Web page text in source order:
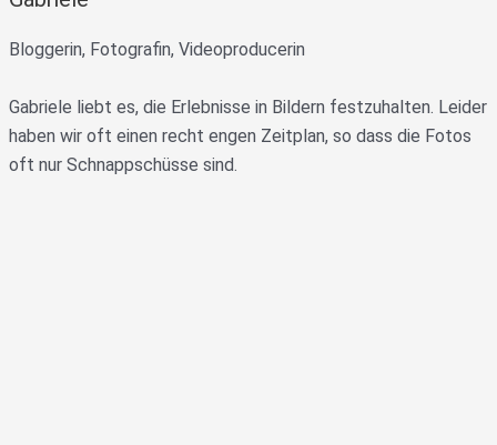
Bloggerin, Fotografin, Videoproducerin
Gabriele liebt es, die Erlebnisse in Bildern festzuhalten. Leider
haben wir oft einen recht engen Zeitplan, so dass die Fotos
oft nur Schnappschüsse sind.